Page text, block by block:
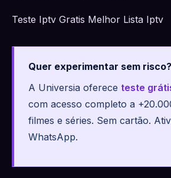
Teste Iptv Gratis Melhor Lista Iptv
Quer experimentar sem risco?
A Universia oferece teste
com acesso completo a
filmes e séries. Sem cartão.
WhatsApp.